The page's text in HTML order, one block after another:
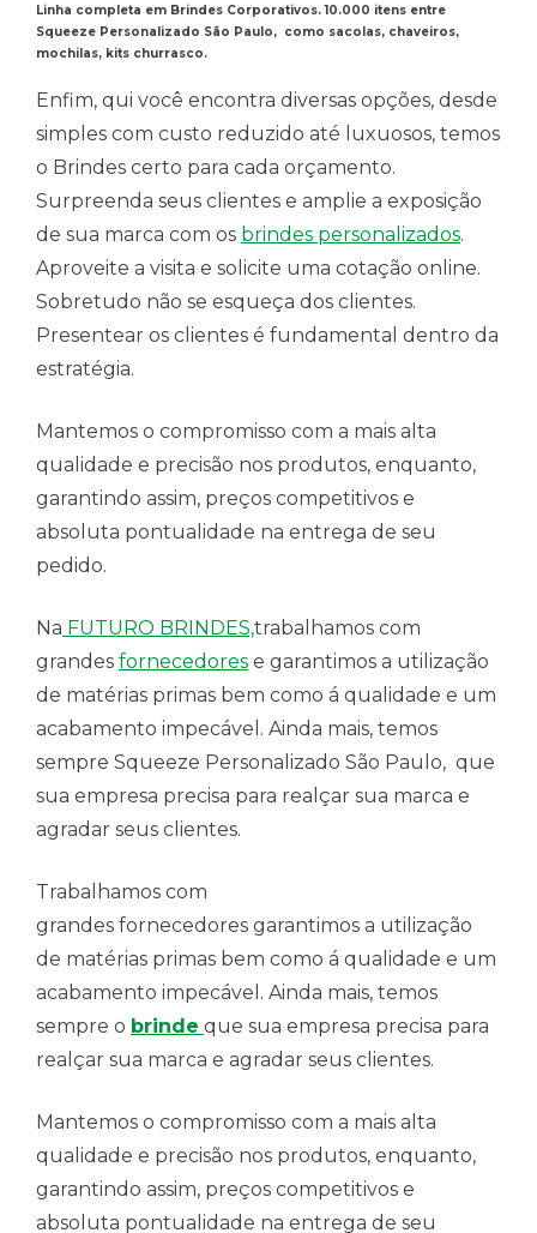
Linha completa em Brindes Corporativos. 10.000 itens entre
Squeeze Personalizado São Paulo, como sacolas, chaveiros,
mochilas, kits churrasco.
Enfim, qui você encontra diversas opções, desde
simples com custo reduzido até luxuosos, temos
o Brindes certo para cada orçamento.
Surpreenda seus clientes e amplie a exposição
de sua marca com os brindes personalizados.
Aproveite a visita e solicite uma cotação online.
Sobretudo não se esqueça dos clientes.
Presentear os clientes é fundamental dentro da
estratégia.
Mantemos o compromisso com a mais alta
qualidade e precisão nos produtos, enquanto,
garantindo assim, preços competitivos e
absoluta pontualidade na entrega de seu
pedido.
Na FUTURO BRINDES,trabalhamos com
grandes fornecedores e garantimos a utilização
de matérias primas bem como á qualidade e um
acabamento impecável. Ainda mais, temos
sempre Squeeze Personalizado São Paulo, que
sua empresa precisa para realçar sua marca e
agradar seus clientes.
Trabalhamos com
grandes fornecedores garantimos a utilização
de matérias primas bem como á qualidade e um
acabamento impecável. Ainda mais, temos
sempre o brinde que sua empresa precisa para
realçar sua marca e agradar seus clientes.
Mantemos o compromisso com a mais alta
qualidade e precisão nos produtos, enquanto,
garantindo assim, preços competitivos e
absoluta pontualidade na entrega de seu